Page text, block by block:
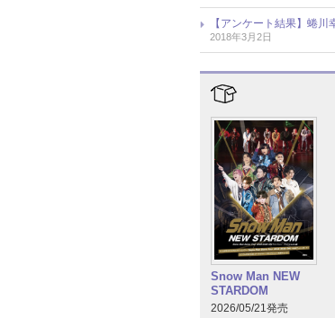
【アンケート結果】蜷
2018年3月2日
Snow Man NEW
STARDOM
2026/05/21発売